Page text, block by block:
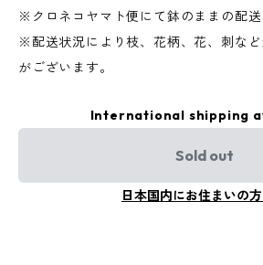
※クロネコヤマト便にて鉢のままの配送
※配送状況により枝、花柄、花、刺な
がございます。
International shipping
Sold out
日本国内にお住まいの